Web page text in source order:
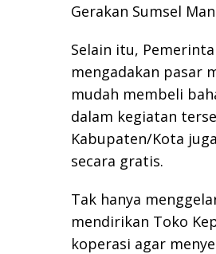
Gerakan Sumsel
Selain itu,
mengadakan pasar
mudah membeli
dalam kegiatan
Kabupaten/Kota
secara gratis.
Tak hanya
mendirikan Toko
koperasi agar